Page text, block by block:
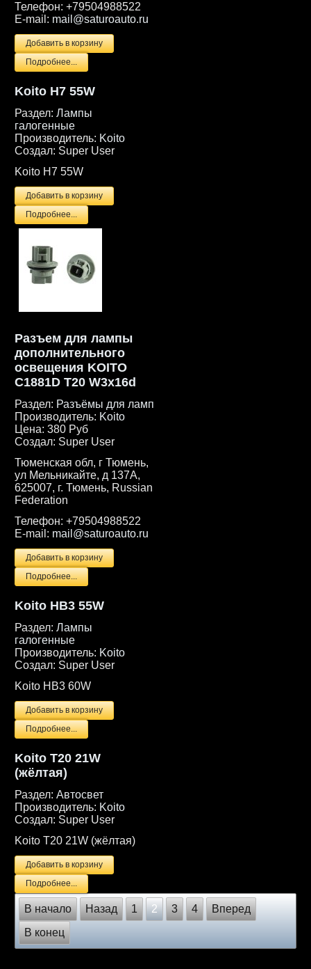
Телефон:+79504988522
E-mail: mail@saturoauto.ru
Подробнее...
Koito H7 55W
Раздел:Лампы
галогенные
Производитель: Koito
Создал: Super User
Koito H7 55W
Подробнее...
Разъем для лампы
дополнительного
освещения KOITO
C1881D T20 W3x16d
Раздел: Разъёмы для ламп
Производитель: Koito
Цена:380 Руб
Создал: Super User
Тюменская обл, г Тюмень,
ул Мельникайте, д 137А,
625007, г. Тюмень, Russian
Federation
Телефон:+79504988522
E-mail: mail@saturoauto.ru
Подробнее...
Koito HB3 55W
Раздел:Лампы
галогенные
Производитель: Koito
Создал: Super User
Koito HB3 60W
Подробнее...
Koito T20 21W
(жёлтая)
Раздел:Автосвет
Производитель: Koito
Создал: Super User
Koito T20 21W (жёлтая)
Подробнее...
В начало Назад 1 2 3 4
Вперед
В конец